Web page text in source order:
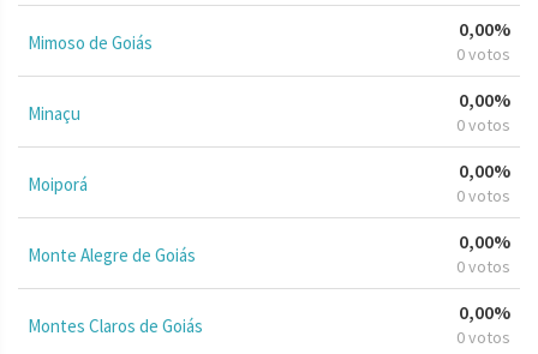
Mimoso de Goiás
0,00%
0 votos
Minaçu
0,00%
0 votos
Moiporá
0,00%
0 votos
Monte Alegre de Goiás
0,00%
0 votos
Montes Claros de Goiás
0,00%
0 votos